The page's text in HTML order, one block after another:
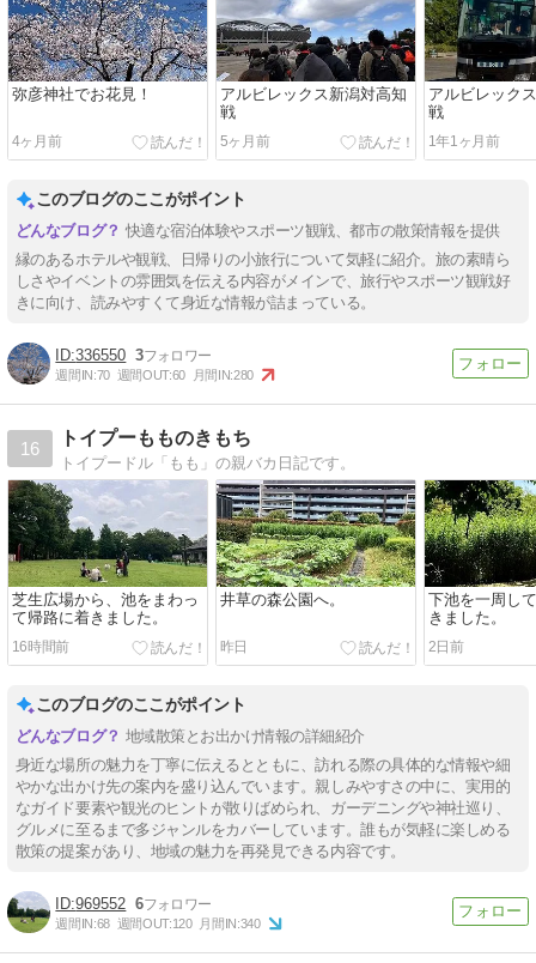
弥彦神社でお花見！
4ヶ月前
アルビレックス新潟対高知
戦
5ヶ月前
アルビレック
戦
1年1ヶ月前
このブログのここがポイント
快適な宿泊体験やスポーツ観戦、都市の散策情報を提供
縁のあるホテルや観戦、日帰りの小旅行について気軽に紹介。旅の素晴ら
しさやイベントの雰囲気を伝える内容がメインで、旅行やスポーツ観戦好
きに向け、読みやすくて身近な情報が詰まっている。
336550 3
週間IN:70 週間OUT:60 月間IN:280
16
トイプーもものきもち
トイプードル「もも」の親バカ日記です。
芝生広場から、池をまわっ
て帰路に着きました。
16時間前
井草の森公園へ。
昨日
下池を一周し
きました。
2日前
このブログのここがポイント
地域散策とお出かけ情報の詳細紹介
身近な場所の魅力を丁寧に伝えるとともに、訪れる際の具体的な情報や細
やかな出かけ先の案内を盛り込んでいます。親しみやすさの中に、実用的
なガイド要素や観光のヒントが散りばめられ、ガーデニングや神社巡り、
グルメに至るまで多ジャンルをカバーしています。誰もが気軽に楽しめる
散策の提案があり、地域の魅力を再発見できる内容です。
969552 6
週間IN:68 週間OUT:120 月間IN:340